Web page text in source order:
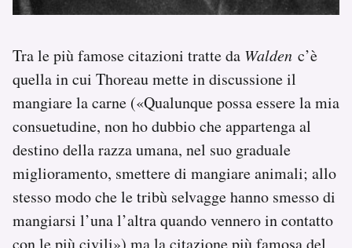
Tra le più famose citazioni tratte da Walden c’è
quella in cui Thoreau mette in discussione il
mangiare la carne («Qualunque possa essere la mia
consuetudine, non ho dubbio che appartenga al
destino della razza umana, nel suo graduale
miglioramento, smettere di mangiare animali; allo
stesso modo che le tribù selvagge hanno smesso di
mangiarsi l’una l’altra quando vennero in contatto
con le più civili») ma la citazione più famosa del